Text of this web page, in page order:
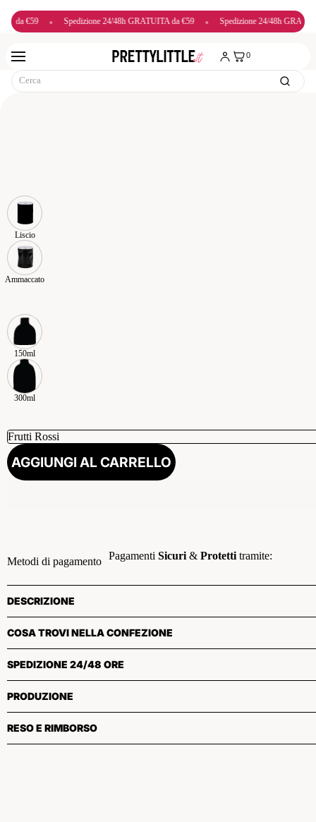
Spedizione 24/48h GRATUITA da €59 • Spedizione 24/48h GRATUITA da €59
0
Liscio
Ammaccato
150ml
300ml
AGGIUNGI AL CARRELLO
Pagamenti Sicuri& Protettitramite:
Metodi di pagamento
DESCRIZIONE
COSA TROVI NELLA CONFEZIONE
SPEDIZIONE 24/48 ORE
PRODUZIONE
RESO E RIMBORSO